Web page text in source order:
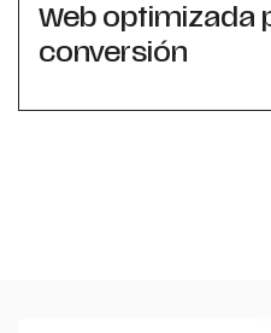
Web optimizada
conversión